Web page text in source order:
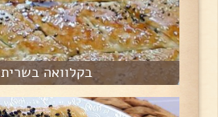
בקלוואה בשרית